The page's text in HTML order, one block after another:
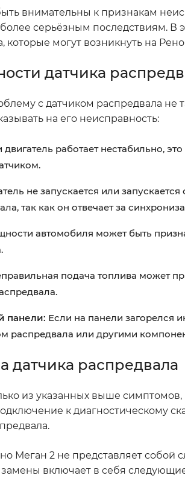
внимательны к признакам
серьёзным последствиям. В
могут возникнуть на Рено
датчика
с датчиком распредвала не
на его неисправность:
двигатель работает нестабильно,
не запускается или
так как он отвечает за
автомобиля может быть
подача топлива может
панели: Если на панели загорелся
распредвала или другими
датчика распредвала
из указанных выше симптомов,
к диагностическому
Меган 2 не представляет собой
включает в себя